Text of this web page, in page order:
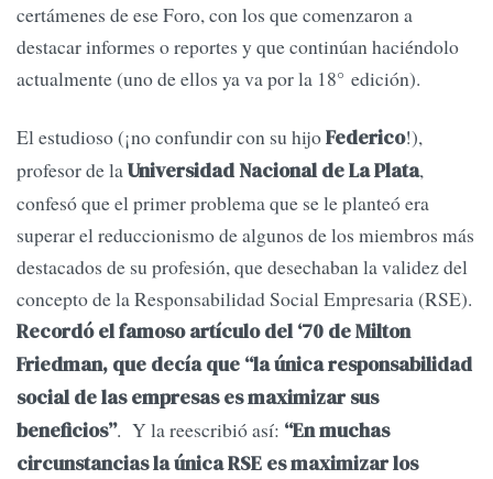
certámenes de ese Foro, con los que comenzaron a
destacar informes o reportes y que continúan haciéndolo
actualmente (uno de ellos ya va por la 18° edición).
El estudioso (¡no confundir con su hijoFederico!),
profesor de laUniversidad Nacional de La Plata,
confesó que el primer problema que se le planteó era
superar el reduccionismo de algunos de los miembros más
destacados de su profesión, que desechaban la validez del
concepto de la Responsabilidad Social Empresaria (RSE).
Recordó el famoso artículo del ‘70 de Milton
Friedman, que decía que “la única responsabilidad
social de las empresas es maximizar sus
beneficios”. Y la reescribió así: “En muchas
circunstancias la única RSE es maximizar los